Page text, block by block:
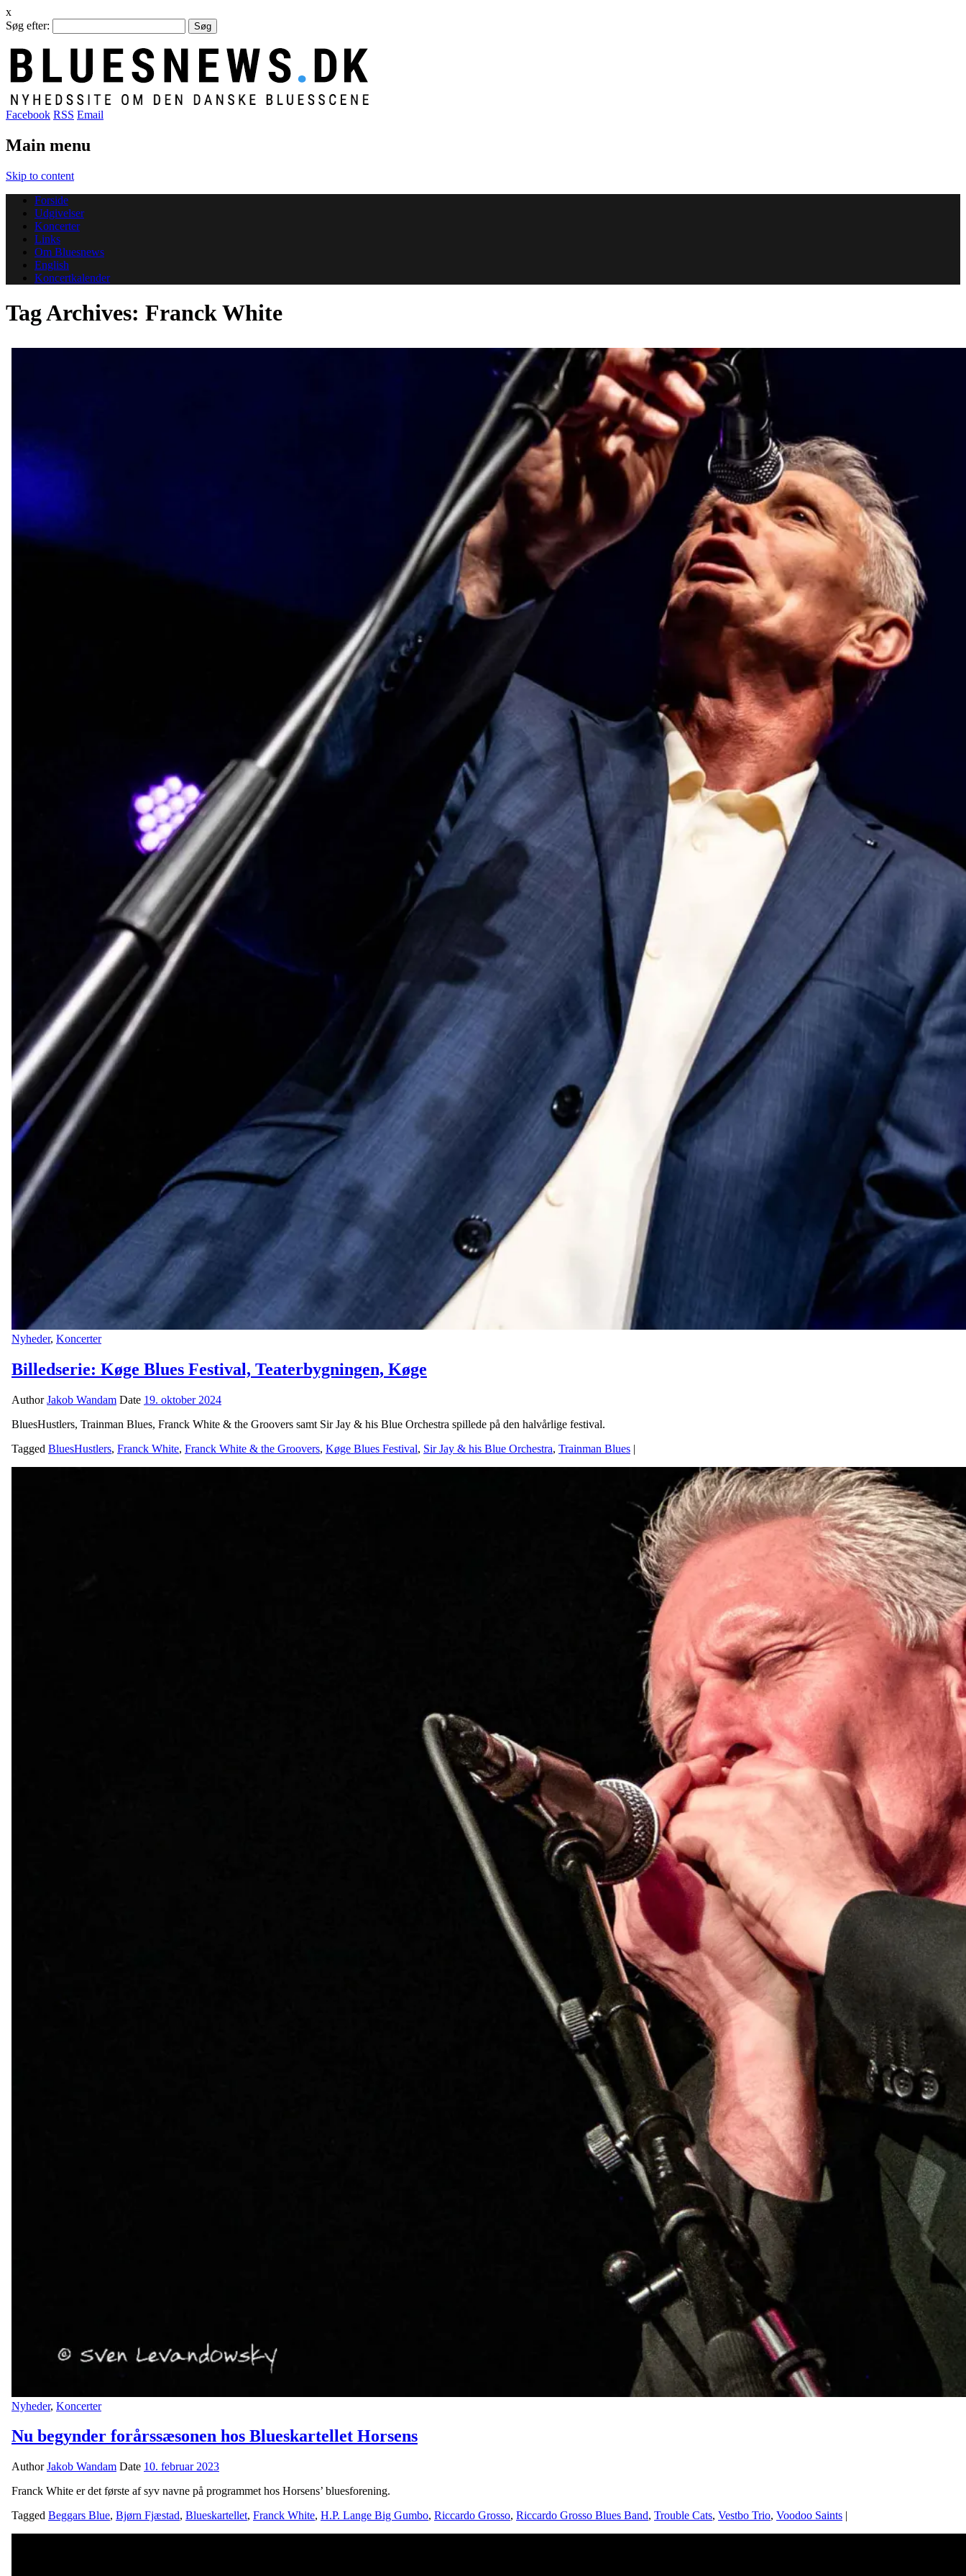
x
Søg efter:
Facebook RSS Email
Main menu
Skip to content
Forside
Udgivelser
Koncerter
Links
Om Bluesnews
English
Koncertkalender
Tag Archives: Franck White
Nyheder, Koncerter
Billedserie: Køge Blues Festival, Teaterbygningen, Køge
AuthorJakob Wandam Date 19. oktober 2024
BluesHustlers, Trainman Blues, Franck White & the Groovers samt Sir Jay & his Blue Orchestra spillede på den halvårlige festival.
Tagged BluesHustlers, Franck White, Franck White & the Groovers, Køge Blues Festival, Sir Jay & his Blue Orchestra, Trainman Blues |
Nyheder, Koncerter
Nu begynder forårssæsonen hos Blueskartellet Horsens
AuthorJakob Wandam Date 10. februar 2023
Franck White er det første af syv navne på programmet hos Horsens’ bluesforening.
Tagged Beggars Blue, Bjørn Fjæstad, Blueskartellet, Franck White, H.P. Lange Big Gumbo, Riccardo Grosso, Riccardo Grosso Blues Band, Trouble Cats, Vestbo Trio, Voodoo Saints |